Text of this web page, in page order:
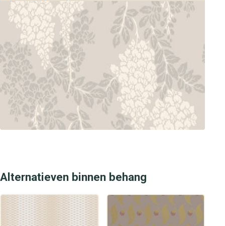
Alternatieven binnen behang